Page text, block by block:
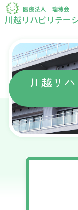
川越リ
川越リハビリテー